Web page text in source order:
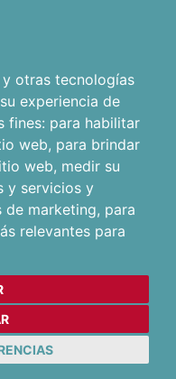
otras tecnologías
experiencia de
fines: para habilitar
web, para brindar
web, medir su
y servicios y
de marketing, para
relevantes para